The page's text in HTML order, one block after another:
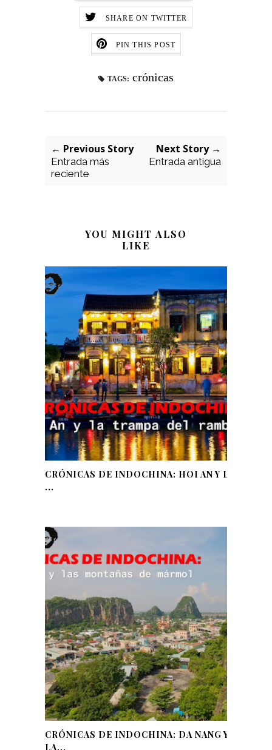
SHARE ON TWITTER
PIN THIS POST
TAGS: crónicas
← Previous Story
Entrada más
reciente
Next Story →
Entrada antigua
YOU MIGHT ALSO
LIKE
CRÓNICAS DE INDOCHINA: HOI AN Y LA
...
CRÓNICAS DE INDOCHINA: DA NANG Y
LA...